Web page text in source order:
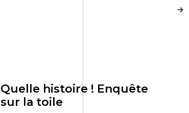
Quelle histoire ! Enquête
sur la toile